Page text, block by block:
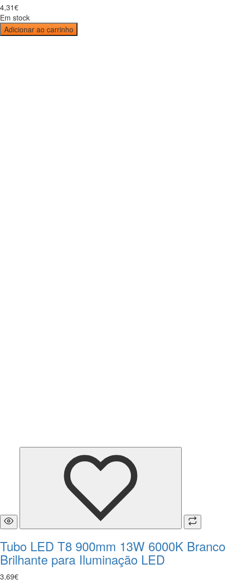
4,31€
Em stock
Adicionar ao carrinho
Tubo LED T8 900mm 13W 6000K Branco
Brilhante para Iluminação LED
3,69€